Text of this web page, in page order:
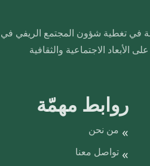
في تغطية شؤون المجتمع الريفي في
الاجتماعية والثقافية
روابط مهمّة
من نحن
تواصل معنا